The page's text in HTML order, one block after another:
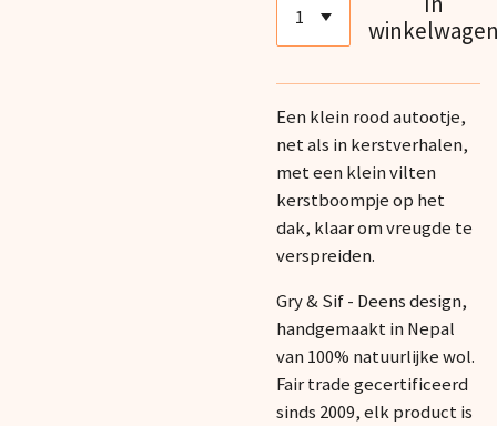
Een klein rood autootje,
net als in kerstverhalen,
met een klein vilten
kerstboompje op het
dak, klaar om vreugde te
verspreiden.
Gry & Sif - Deens design,
handgemaakt in Nepal
van 100% natuurlijke wol.
Fair trade gecertificeerd
sinds 2009, elk product is